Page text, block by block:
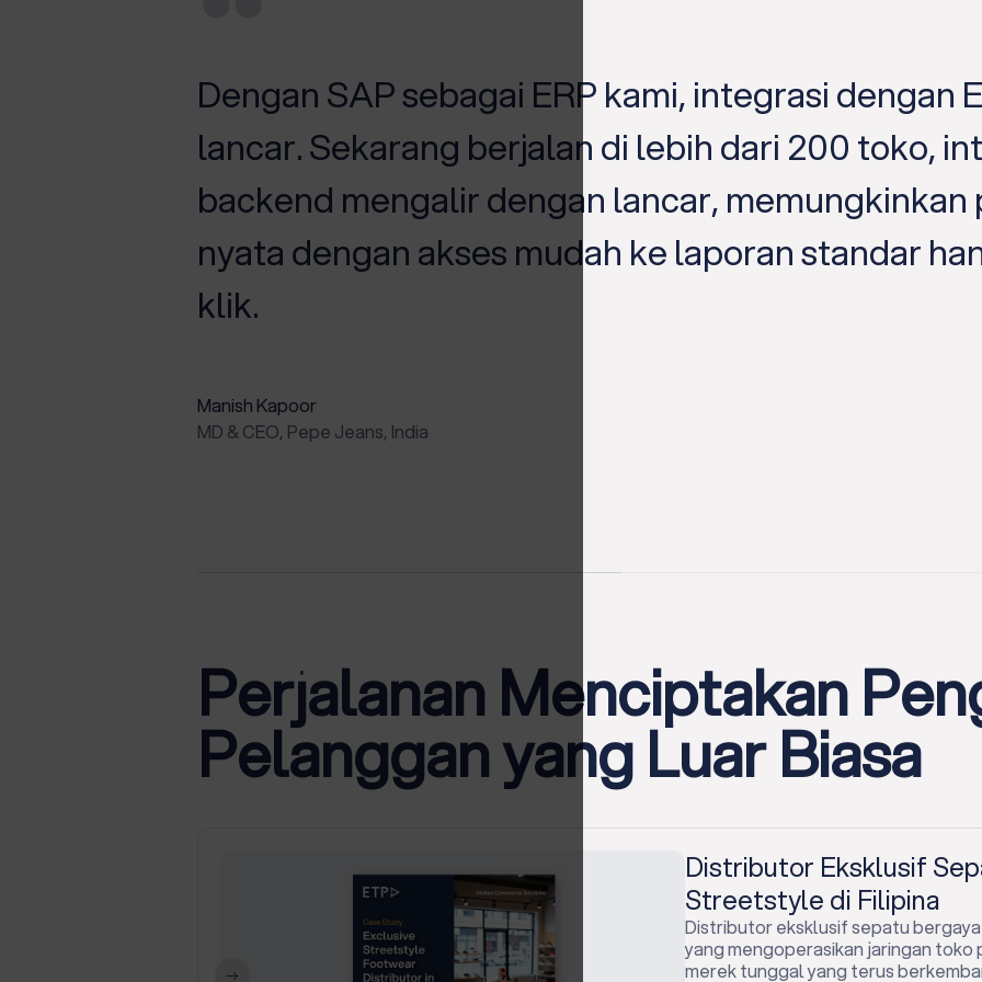
Dengan SAP sebagai ERP kami, integrasi dengan
lancar. Sekarang berjalan di lebih dari 200 toko,
backend mengalir dengan lancar,
nyata dengan akses mudah ke laporan standar
klik.
Manish Kapoor
MD & CEO, Pepe Jeans, India
Perjalanan Menciptakan
Pelanggan yang Luar Biasa
Grup Gaya Hidup Mewah
Asia Tenggara
ETP menyediakan rangkaian
teruji, terintegrasi, dan dapat
mengelola kompleksitas operasi